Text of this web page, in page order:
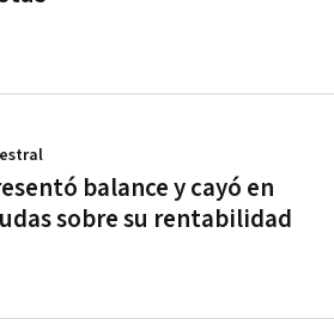
balance y cayó en
sobre su rentabilidad